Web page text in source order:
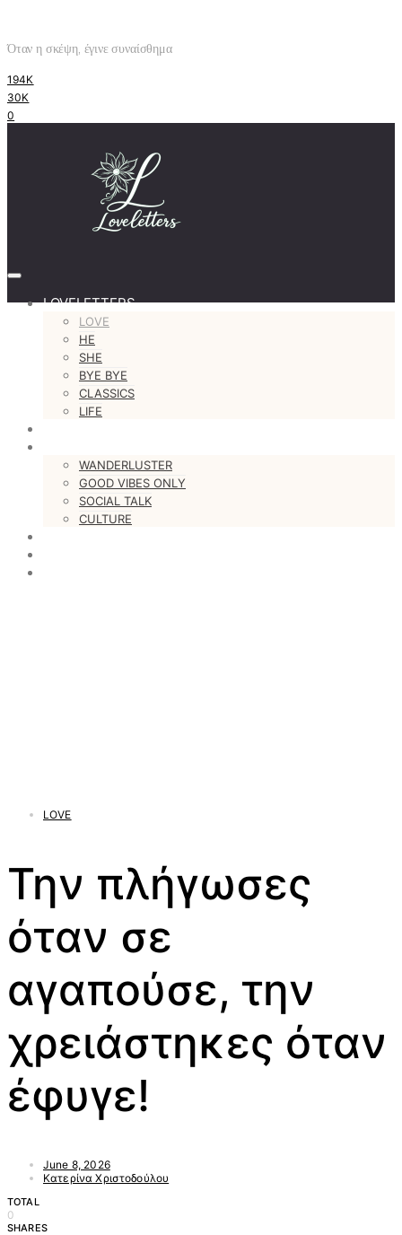
Όταν η σκέψη, έγινε συναίσθημα
194K
30K
0
LOVELETTERS
LOVE
HE
SHE
BYE BYE
CLASSICS
LIFE
WANDERLUSTER
GOOD VIBES ONLY
SOCIAL TALK
CULTURE
LOVE
Την πλήγωσες
όταν σε
αγαπούσε, την
χρειάστηκες όταν
έφυγε!
June 8, 2026
Κατερίνα Χριστοδούλου
TOTAL
0
SHARES